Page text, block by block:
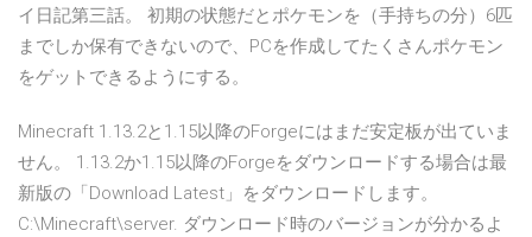
イ日記第三話。 初期の状態だとポケモンを（手持ちの分）6匹
までしか保有できないので、PCを作成してたくさんポケモン
をゲットできるようにする。
Minecraft 1.13.2と1.15以降のForgeにはまだ安定板が出ていま
せん。 1.13.2か1.15以降のForgeをダウンロードする場合は最
新版の「Download Latest」をダウンロードします。
C:\Minecraft\server. ダウンロード時のバージョンが分かるよ